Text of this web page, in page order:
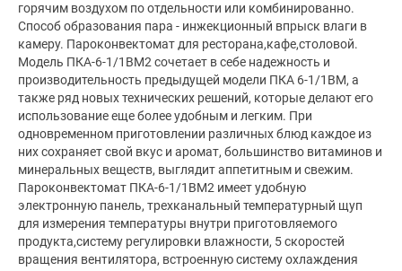
горячим воздухом по отдельности или комбинированно.
Способ образования пара - инжекционный впрыск влаги в
камеру. Пароконвектомат для ресторана,кафе,столовой.
Модель ПКА-6-1/1ВМ2 сочетает в себе надежность и
производительность предыдущей модели ПКА 6-1/1ВМ, а
также ряд новых технических решений, которые делают его
использование еще более удобным и легким. При
одновременном приготовлении различных блюд каждое из
них сохраняет свой вкус и аромат, большинство витаминов и
минеральных веществ, выглядит аппетитным и свежим.
Пароконвектомат ПКА-6-1/1ВМ2 имеет удобную
электронную панель, трехканальный температурный щуп
для измерения температуры внутри приготовляемого
продукта,систему регулировки влажности, 5 скоростей
вращения вентилятора, встроенную систему охлаждения